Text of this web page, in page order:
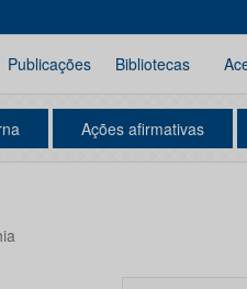
Publicações Bibliotecas
Ações afirmativas